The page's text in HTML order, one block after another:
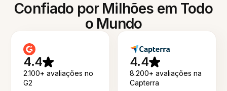
Confiado por Milhões em Todo
o Mundo
4.4
2.100+ avaliações no
G2
4.4
8.200+ avaliações na
Capterra